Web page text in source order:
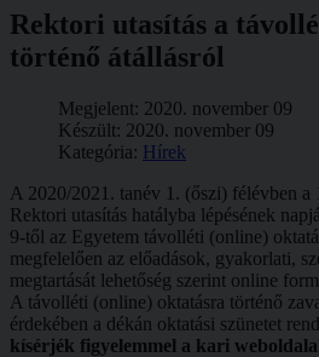
Rektori utasítás a
történő átállásról
Megjelent: 2020. november 09
Készült: 2020. november 09
Kategória: Hírek
A 2020/2021. tanév 1. (őszi) félévben
Rektori utasítás hatályba lépésének
9-től az Egyetem távolléti (online)
megfelelően az előadások, gyakorlati,
megtartását lehetőség szerint online
A távolléti (online) oktatásra történő
érdekében a dékán oktatási szünetet
kísérjék figyelemmel a kari